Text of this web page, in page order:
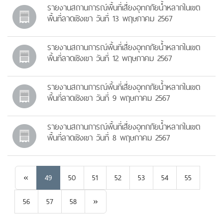
รายงานสถานการณ์พื้นที่เสี่ยงอุทกภัยน้ำหลากในเขต
พื้นที่ลาดเชิงเขา วันที่ 13 พฤษภาคม 2567
รายงานสถานการณ์พื้นที่เสี่ยงอุทกภัยน้ำหลากในเขต
พื้นที่ลาดเชิงเขา วันที่ 12 พฤษภาคม 2567
รายงานสถานการณ์พื้นที่เสี่ยงอุทกภัยน้ำหลากในเขต
พื้นที่ลาดเชิงเขา วันที่ 9 พฤษภาคม 2567
รายงานสถานการณ์พื้นที่เสี่ยงอุทกภัยน้ำหลากในเขต
พื้นที่ลาดเชิงเขา วันที่ 8 พฤษภาคม 2567
« Previous
49 50 51 52 53 54
55
56
57 58 »